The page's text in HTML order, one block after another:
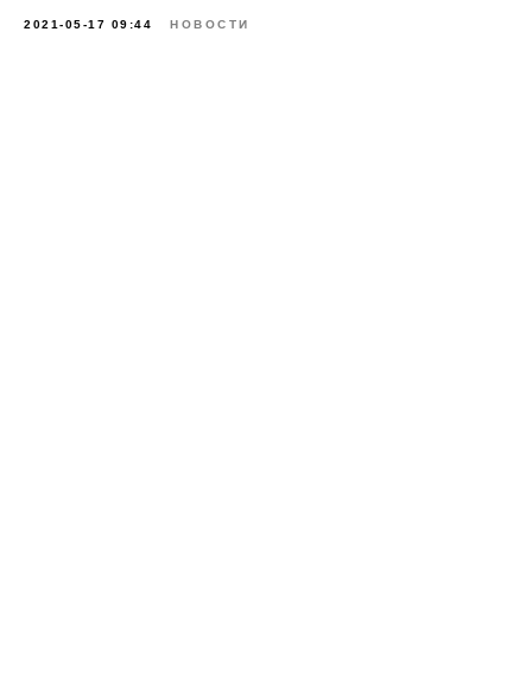
2021-05-17 09:44 НОВОСТИ